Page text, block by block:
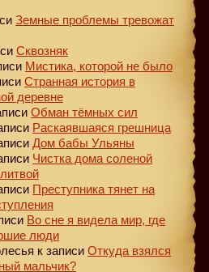
Земные проблемы тревожат
Сквозняк
Мистика, которой не было
Странная история в
деревне
Обман тёмных сил
Раскаявшаяся грешница
Дом бабы Ульяны
Чистка дома соленой
Преступника тянет на
Во сне я видела мир, где
люди
к записи Откуда взялся
мальчик?